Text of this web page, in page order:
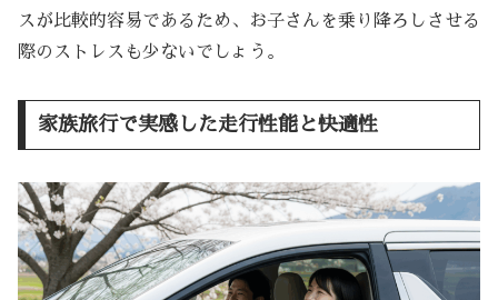
スが比較的容易であるため、お子さんを乗り降ろしさせる
際のストレスも少ないでしょう。
家族旅行で実感した走行性能と快適性